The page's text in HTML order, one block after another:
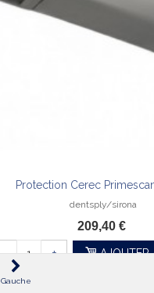
Protection Cerec
dentsply/sirona
209,40 €
- + AJOUTER
Gauche